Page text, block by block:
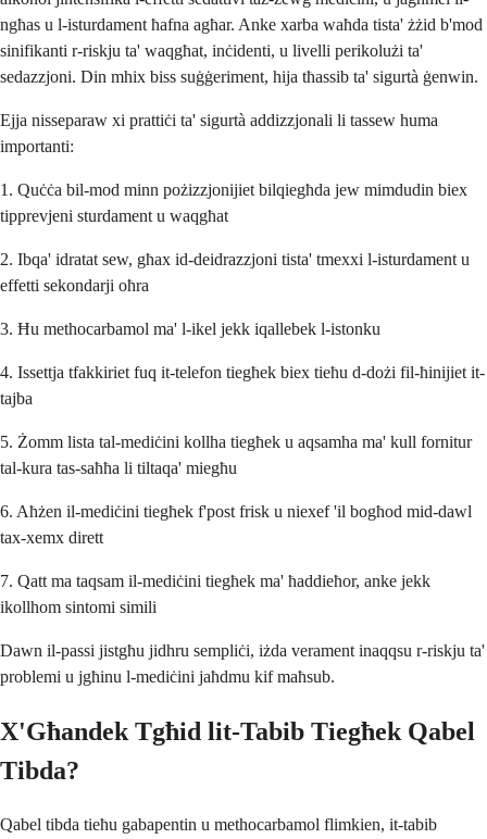
ngħas u l-isturdament ħafna agħar. Anke xarba waħda tista' żżid b'mod
sinifikanti r-riskju ta' waqgħat, inċidenti, u livelli perikolużi ta'
sedazzjoni. Din mhix biss suġġeriment, hija tħassib ta' sigurtà ġenwin.
Ejja nisseparaw xi prattiċi ta' sigurtà addizzjonali li tassew huma
importanti:
1. Quċċa bil-mod minn pożizzjonijiet bilqiegħda jew mimdudin biex
tipprevjeni sturdament u waqgħat
2. Ibqa' idratat sew, għax id-deidrazzjoni tista' tmexxi l-isturdament u
effetti sekondarji oħra
3. Ħu methocarbamol ma' l-ikel jekk iqallebek l-istonku
4. Issettja tfakkiriet fuq it-telefon tiegħek biex tieħu d-dożi fil-ħinijiet it-
tajba
5. Żomm lista tal-mediċini kollha tiegħek u aqsamha ma' kull fornitur
tal-kura tas-saħħa li tiltaqa' miegħu
6. Aħżen il-mediċini tiegħek f'post frisk u niexef 'il bogħod mid-dawl
tax-xemx dirett
7. Qatt ma taqsam il-mediċini tiegħek ma' ħaddieħor, anke jekk
ikollhom sintomi simili
Dawn il-passi jistgħu jidhru sempliċi, iżda verament inaqqsu r-riskju ta'
problemi u jgħinu l-mediċini jaħdmu kif maħsub.
X'Għandek Tgħid lit-Tabib Tiegħek Qabel
Tibda?
Qabel tibda tieħu gabapentin u methocarbamol flimkien, it-tabib